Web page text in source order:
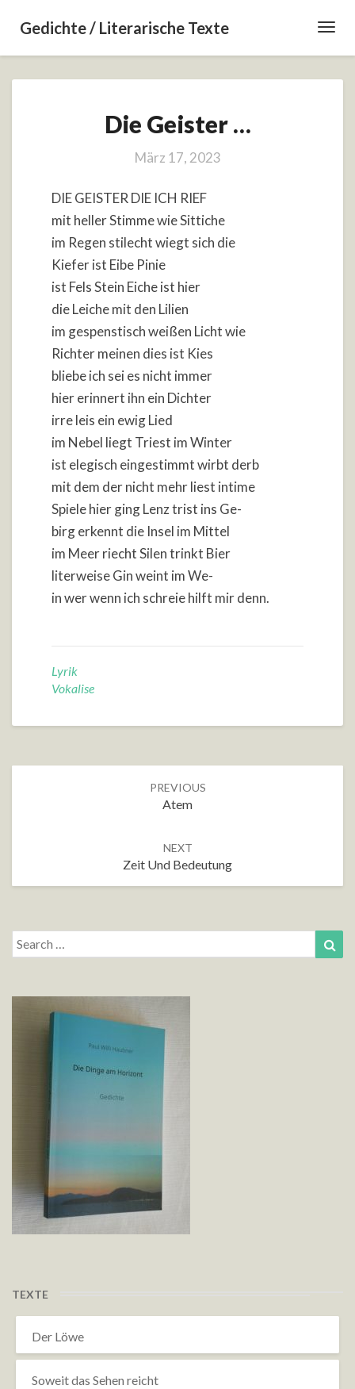
Gedichte / Literarische Texte
Geister
…
Die Geister …
März 17, 2023
DIE GEISTER DIE ICH RIEF
mit heller Stimme wie Sittiche
im Regen stilecht wiegt sich die
Kiefer ist Eibe Pinie
ist Fels Stein Eiche ist hier
die Leiche mit den Lilien
im gespenstisch weißen Licht wie
Richter meinen dies ist Kies
bliebe ich sei es nicht immer
hier erinnert ihn ein Dichter
irre leis ein ewig Lied
im Nebel liegt Triest im Winter
ist elegisch eingestimmt wirbt derb
mit dem der nicht mehr liest intime
Spiele hier ging Lenz trist ins Ge-
birg erkennt die Insel im Mittel
im Meer riecht Silen trinkt Bier
literweise Gin weint im We-
in wer wenn ich schreie hilft mir denn.
Lyrik
Vokalise
PREVIOUS
Atem
NEXT
Zeit Und Bedeutung
Search
for:
TEXTE
Der Löwe
Soweit das Sehen reicht